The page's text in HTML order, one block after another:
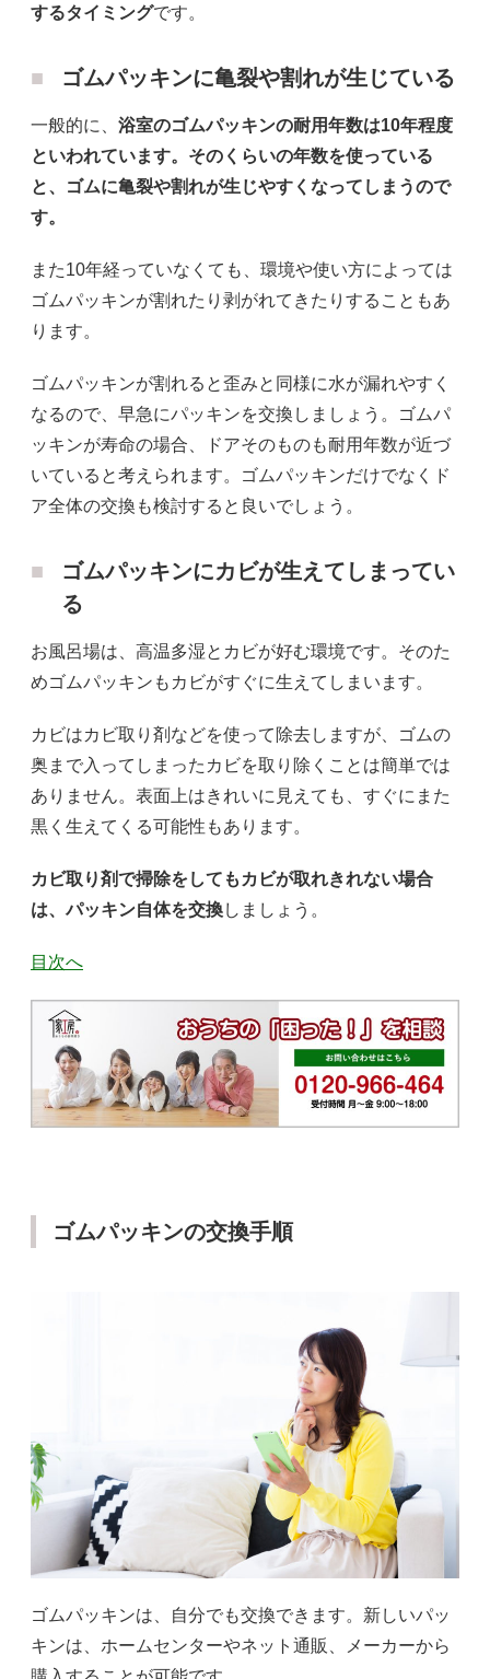
するタイミングです。
ゴムパッキンに亀裂や割れが生じている
一般的に、 浴室のゴムパッキンの耐用年数は10年程度
といわれています。そのくらいの年数を使っている
と、ゴムに亀裂や割れが生じやすくなってしまうので
す。
また10年経っていなくても、環境や使い方によっては
ゴムパッキンが割れたり剥がれてきたりすることもあ
ります。
ゴムパッキンが割れると歪みと同様に水が漏れやすく
なるので、早急にパッキンを交換しましょう。ゴムパ
ッキンが寿命の場合、ドアそのものも耐用年数が近づ
いていると考えられます。ゴムパッキンだけでなくド
ア全体の交換も検討すると良いでしょう。
ゴムパッキンにカビが生えてしまってい
る
お風呂場は、高温多湿とカビが好む環境です。そのた
めゴムパッキンもカビがすぐに生えてしまいます。
カビはカビ取り剤などを使って除去しますが、ゴムの
奥まで入ってしまったカビを取り除くことは簡単では
ありません。表面上はきれいに見えても、すぐにまた
黒く生えてくる可能性もあります。
カビ取り剤で掃除をしてもカビが取れきれない場合
は、パッキン自体を交換しましょう。
目次へ
ゴムパッキンの交換手順
ゴムパッキンは、自分でも交換できます。新しいパッ
キンは、ホームセンターやネット通販、メーカーから